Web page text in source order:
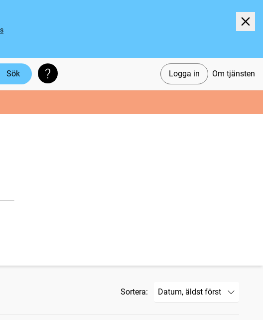
Logga in Om tjänsten
Sök Söktips
Sortera: